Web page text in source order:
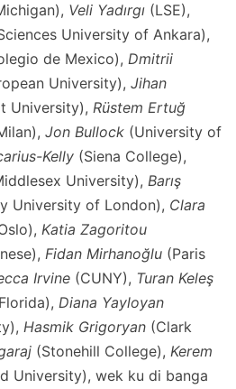
Veli Yadırgı (LSE),
University of Ankara),
de Mexico), Dmitrii
University), Jihan
University), Rüstem Ertuğ
Jon Bullock (University of
Kelly (Siena College),
University), Barış
University of London), Clara
Katia Zagoritou
Fidan Mirhanoğlu (Paris
Irvine (CUNY), Turan Keleş
Diana Yayloyan
Hasmik Grigoryan (Clark
(Stonehill College), Kerem
University), wek ku di banga